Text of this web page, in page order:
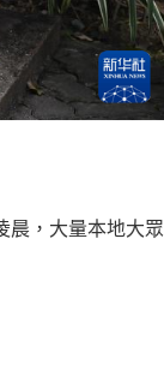
晨，大量本地大眾